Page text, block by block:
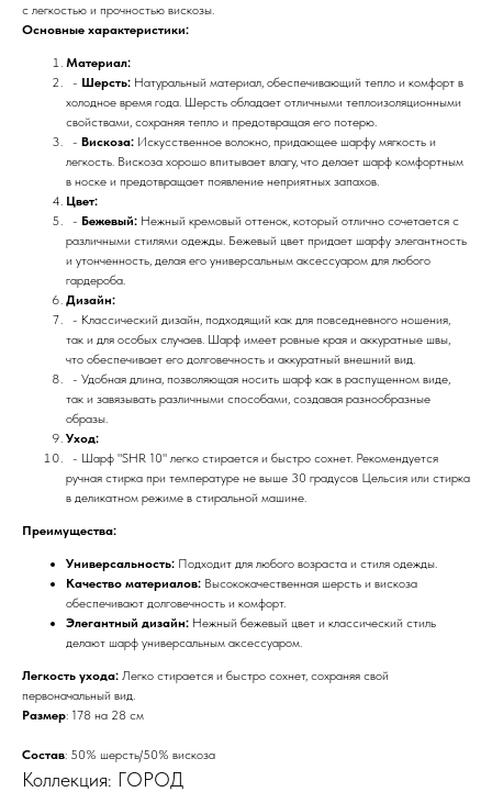
с легкостью и прочностью вискозы.
Основные характеристики:
Материал:
- Шерсть: Натуральный материал, обеспечивающий тепло и комфорт в
холодное время года. Шерсть обладает отличными теплоизоляционными
свойствами, сохраняя тепло и предотвращая его потерю.
- Вискоза: Искусственное волокно, придающее шарфу мягкость и
легкость. Вискоза хорошо впитывает влагу, что делает шарф комфортным
в носке и предотвращает появление неприятных запахов.
Цвет:
- Бежевый: Нежный кремовый оттенок, который отлично сочетается с
различными стилями одежды. Бежевый цвет придает шарфу элегантность
и утонченность, делая его универсальным аксессуаром для любого
гардероба.
Дизайн:
- Классический дизайн, подходящий как для повседневного ношения,
так и для особых случаев. Шарф имеет ровные края и аккуратные швы,
что обеспечивает его долговечность и аккуратный внешний вид.
- Удобная длина, позволяющая носить шарф как в распущенном виде,
так и завязывать различными способами, создавая разнообразные
образы.
Уход:
- Шарф "SHR 10" легко стирается и быстро сохнет. Рекомендуется
ручная стирка при температуре не выше 30 градусов Цельсия или стирка
в деликатном режиме в стиральной машине.
Преимущества:
Универсальность: Подходит для любого возраста и стиля одежды.
Качество материалов: Высококачественная шерсть и вискоза
обеспечивают долговечность и комфорт.
Элегантный дизайн: Нежный бежевый цвет и классический стиль
делают шарф универсальным аксессуаром.
Легкость ухода: Легко стирается и быстро сохнет, сохраняя свой
первоначальный вид.
Размер: 178 на 28 см
Состав: 50% шерсть/50% вискоза
Коллекция: ГОРОД